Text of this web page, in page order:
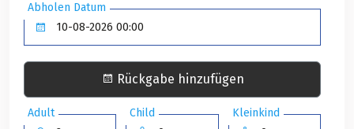
Abholen Datum
Rückgabe hinzufügen
Adult Child Kleinkind